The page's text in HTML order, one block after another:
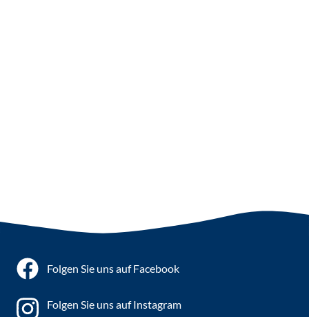
Folgen Sie uns auf Facebook
Folgen Sie uns auf Instagram